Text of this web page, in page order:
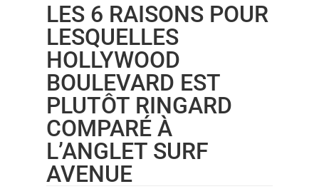
LES 6 RAISONS POUR
LESQUELLES
HOLLYWOOD
BOULEVARD EST
PLUTÔT RINGARD
COMPARÉ À
L’ANGLET SURF
AVENUE